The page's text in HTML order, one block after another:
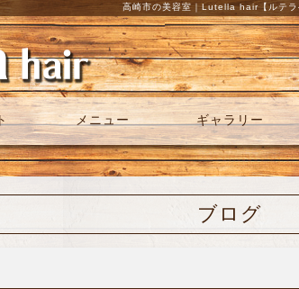
高崎市の美容室｜Lutella hair【ルテラ
メニュー ギャラリー
ブログ